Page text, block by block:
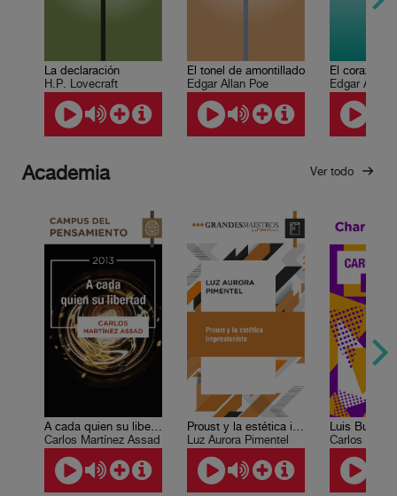
La declaración
H.P. Lovecraft
El tonel de amontillado
Edgar Allan Poe
El corazón
Edgar Allan
Academia Ver todo
A cada quien su libertad
Carlos Martínez Assad
Proust y la estética impresionista
Luz Aurora Pimentel
Carlos